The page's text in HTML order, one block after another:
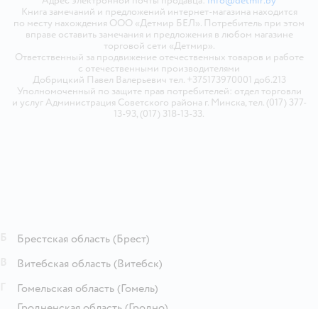
Книга замечаний и предложений интернет-магазина находится
по месту нахождения ООО «Детмир БЕЛ». Потребитель при этом
вправе оставить замечания и предложения в любом магазине
торговой сети «Детмир».
Ответственный за продвижение отечественных товаров и работе
с отечественными производителями
Добрицкий Павел Валерьевич тел. +375173970001 доб.213
Уполномоченный по защите прав потребителей: отдел торговли
и услуг Администрация Советского района г. Минска, тел. (017) 377-
13-93, (017) 318-13-33.
Брестская область (Брест)
Витебская область (Витебск)
Гомельская область (Гомель)